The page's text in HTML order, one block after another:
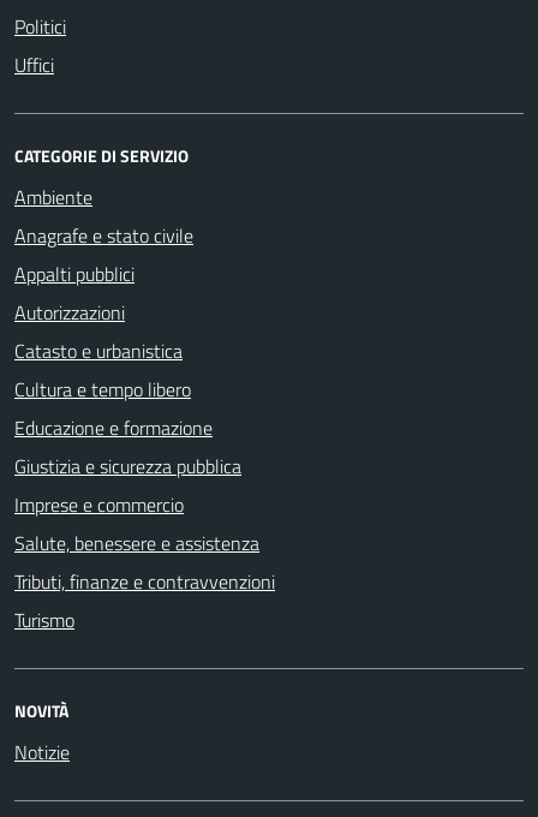
Politici
Uffici
CATEGORIE DI SERVIZIO
Ambiente
Anagrafe e stato civile
Appalti pubblici
Autorizzazioni
Catasto e urbanistica
Cultura e tempo libero
Educazione e formazione
Giustizia e sicurezza pubblica
Imprese e commercio
Salute, benessere e assistenza
Tributi, finanze e contravvenzioni
Turismo
NOVITÀ
Notizie